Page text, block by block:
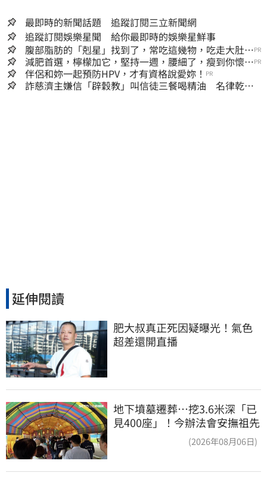
最即時的新聞話題 追蹤訂閱三立新聞網
追蹤訂閱娛樂星聞 給你最即時的娛樂星鮮事
腹部脂肪的「剋星」找到了，常吃這幾物，吃走大肚
囊，瘦出小蠻腰
PR
減肥首選，檸檬加它，堅持一週，腰細了，瘦到你懷疑
人生
PR
伴侶和妳一起預防HPV，才有資格說愛妳！ PR
詐慈濟主嫌信「辟穀教」叫信徒三餐喝精油 名律乾女
延伸閱讀
肥大叔真正死因疑曝光！氣色
超差還開直播
地下墳墓遷葬…挖3.6米深「已
見400座」！今辦法會安撫祖先
(2026年08月06日)